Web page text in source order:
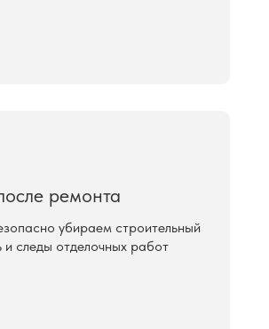
убираем строительный
и следы отделочных работ
ремонта